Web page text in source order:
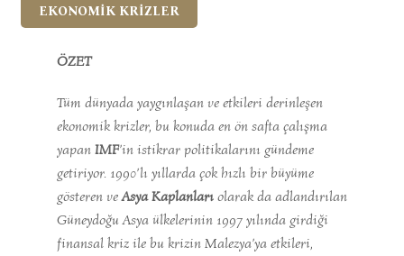
EKONOMİK KRİZLER
ÖZET
Tüm dünyada yaygınlaşan ve etkileri derinleşen
ekonomik krizler, bu konuda en ön safta çalışma
yapan IMF’in istikrar politikalarını gündeme
getiriyor. 1990’lı yıllarda çok hızlı bir büyüme
gösteren veAsya Kaplanlarıolarak da adlandırılan
Güneydoğu Asya ülkelerinin 1997 yılında girdiği
finansal kriz ile bu krizin Malezya’ya etkileri,